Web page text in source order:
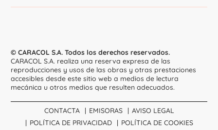
© CARACOL S.A. Todos los derechos reservados.
CARACOL S.A. realiza una reserva expresa de las
reproducciones y usos de las obras y otras prestaciones
accesibles desde este sitio web a medios de lectura
mecánica u otros medios que resulten adecuados.
CONTACTA EMISORAS
AVISO LEGAL
POLÍTICA DE PRIVACIDAD
POLÍTICA DE COOKIES